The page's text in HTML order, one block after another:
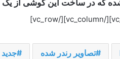
که در ساخت این گوشی از یک
تصاویر رندر شده جدید